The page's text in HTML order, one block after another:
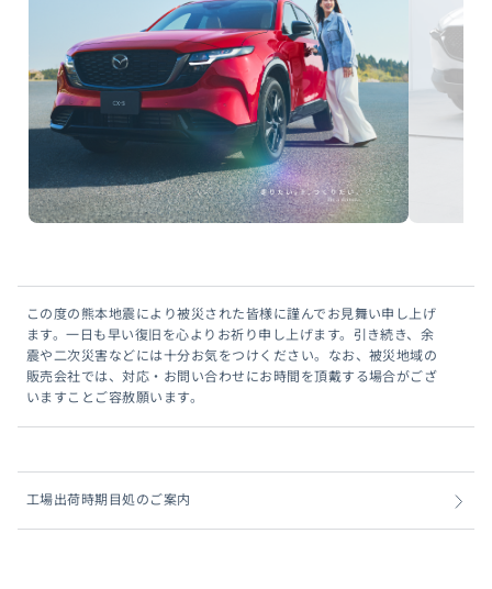
この度の熊本地震により被災された皆様に謹んでお見舞い申し上げ
ます。一日も早い復旧を心よりお祈り申し上げます。引き続き、余
震や二次災害などには十分お気をつけください。なお、被災地域の
販売会社では、対応・お問い合わせにお時間を頂戴する場合がござ
いますことご容赦願います。
工場出荷時期目処のご案内